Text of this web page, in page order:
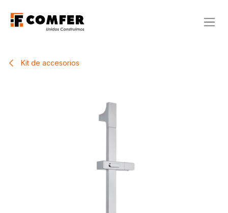
Kit de accesorios